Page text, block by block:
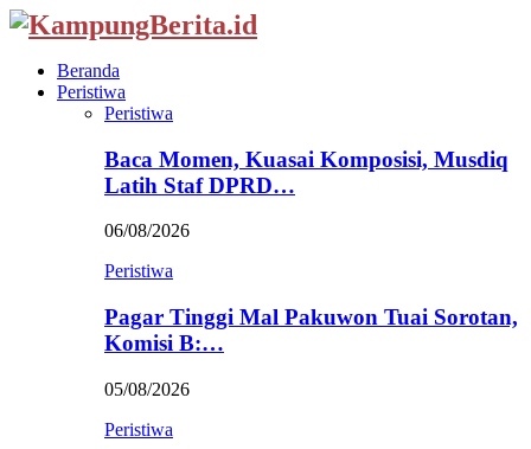
Beranda
Peristiwa
Peristiwa
Baca Momen, Kuasai Komposisi, Musdiq
Latih Staf DPRD…
06/08/2026
Peristiwa
Pagar Tinggi Mal Pakuwon Tuai Sorotan,
Komisi B:…
05/08/2026
Peristiwa